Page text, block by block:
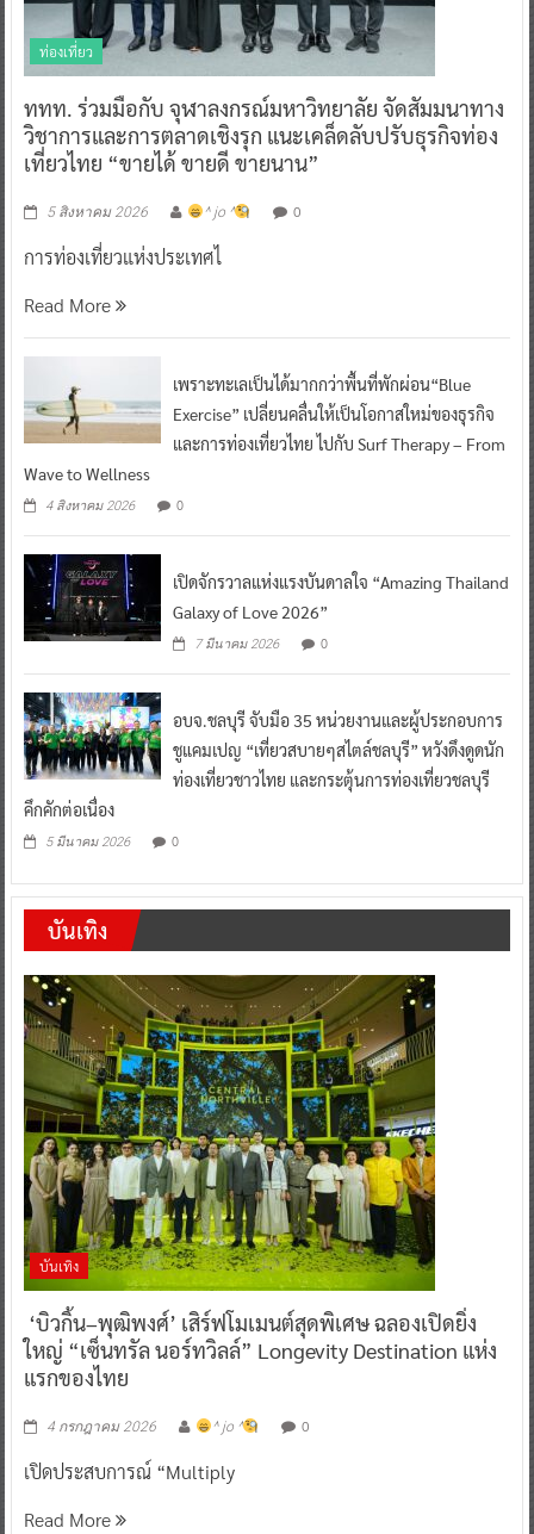
ท่องเที่ยว
ททท. ร่วมมือกับ จุฬาลงกรณ์มหาวิทยาลัย จัดสัมมนาทาง
วิชาการและการตลาดเชิงรุก แนะเคล็ดลับปรับธุรกิจท่อง
เที่ยวไทย “ขายได้ ขายดี ขายนาน”
5 สิงหาคม 2026 ^ jo ^ 0
การท่องเที่ยวแห่งประเทศไ
Read More
เพราะทะเลเป็นได้มากกว่าพื้นที่พักผ่อน“Blue
Exercise” เปลี่ยนคลื่นให้เป็นโอกาสใหม่ของธุรกิจ
และการท่องเที่ยวไทย ไปกับ Surf Therapy – From
Wave to Wellness
4 สิงหาคม 2026 0
เปิดจักรวาลแห่งแรงบันดาลใจ “Amazing Thailand
Galaxy of Love 2026”
7 มีนาคม 2026 0
อบจ.ชลบุรี จับมือ 35 หน่วยงานและผู้ประกอบการ
ชูแคมเปญ “เที่ยวสบายๆสไตล์ชลบุรี” หวังดึงดูดนัก
ท่องเที่ยวชาวไทย และกระตุ้นการท่องเที่ยวชลบุรี
คึกคักต่อเนื่อง
5 มีนาคม 2026 0
บันเทิง
บันเทิง
‘บิวกิ้น–พุฒิพงศ์’ เสิร์ฟโมเมนต์สุดพิเศษ ฉลองเปิดยิ่ง
ใหญ่ “เซ็นทรัล นอร์ทวิลล์” Longevity Destination แห่ง
แรกของไทย
4 กรกฎาคม 2026 ^ jo ^ 0
เปิดประสบการณ์ “Multiply
Read More